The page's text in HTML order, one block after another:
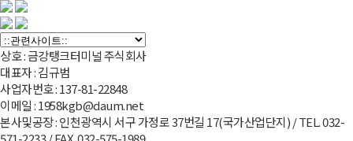
상호 : 금강탱크터미널 주식회사
대표자 : 김규범
사업자번호 : 137-81-22848
이메일 : 1958kgb@daum.net
본사및공장 : 인천광역시 서구 가정로 37번길 17(국가산업단지) /TEL. 032-